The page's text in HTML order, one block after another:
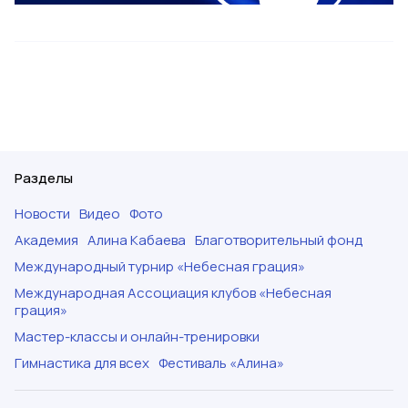
Разделы
Новости Видео Фото
Академия Алина Кабаева Благотворительный фонд
Международный турнир «Небесная грация»
Международная Ассоциация клубов «Небесная
грация»
Мастер-классы и онлайн-тренировки
Гимнастика для всех Фестиваль «Алина»